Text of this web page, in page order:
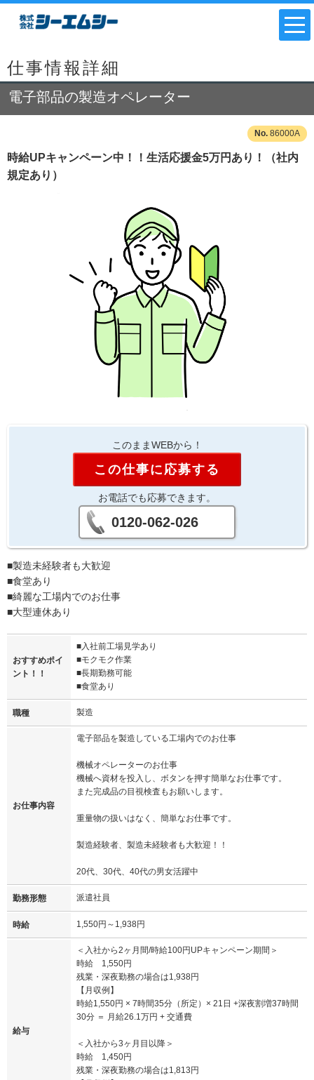
仕事情報詳細
電子部品の製造オペレーター
86000A
時給UPキャンペーン中！！生活応援金5万円あり！（社内
規定あり）
このままWEBから！
この仕事に応募する
お電話でも応募できます。
0120-062-026
■製造未経験者も大歓迎
■食堂あり
■綺麗な工場内でのお仕事
■大型連休あり
おすすめポイ
ント！！
■入社前工場見学あり
■モクモク作業
■長期勤務可能
■食堂あり
職種 製造
お仕事内容
電子部品を製造している工場内でのお仕事
機械オペレーターのお仕事
機械へ資材を投入し、ボタンを押す簡単なお仕事です。
また完成品の目視検査もお願いします。
重量物の扱いはなく、簡単なお仕事です。
製造経験者、製造未経験者も大歓迎！！
20代、30代、40代の男女活躍中
勤務形態 派遣社員
時給 1,550円～1,938円
給与
＜入社から2ヶ月間/時給100円UPキャンペーン期間＞
時給 1,550円
残業・深夜勤務の場合は1,938円
【月収例】
時給1,550円 × 7時間35分（所定）× 21日 +深夜割増37時間
30分 ＝ 月給26.1万円 + 交通費
＜入社から3ヶ月目以降＞
時給 1,450円
残業・深夜勤務の場合は1,813円